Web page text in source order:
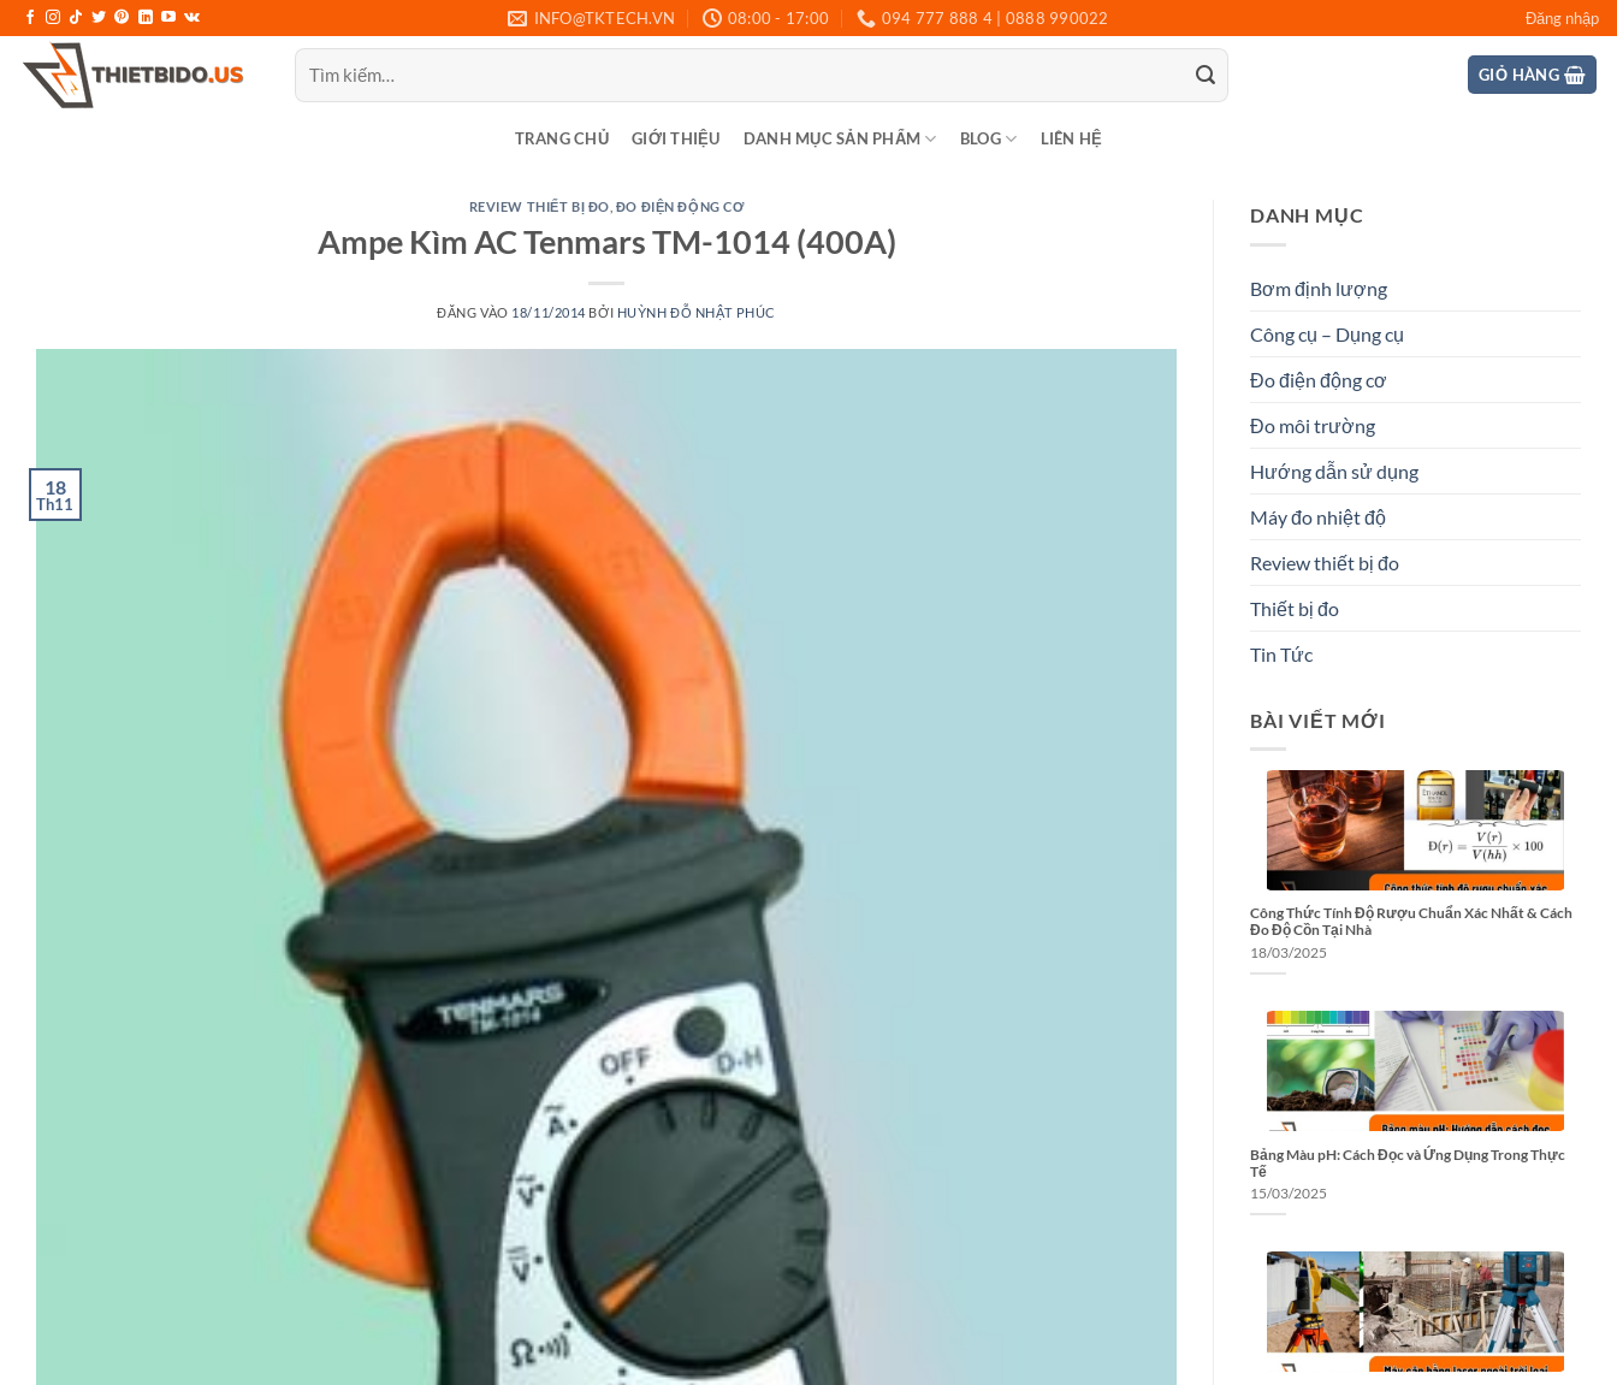
qua
nội
INFO@TKTECH.VN 08:00 - 17:00 094 777 888 4 | 0888 990022 Đăng nhập
Tìm
kiếm:
GIỎ HÀNG
TRANG CHỦ GIỚI THIỆU DANH MỤC SẢN PHẨM BLOG LIÊN HỆ
REVIEW THIẾT BỊ ĐO ĐO ĐIỆN ĐỘNG CƠ
Ampe Kìm AC Tenmars TM-1014 (400A)
ĐĂNG VÀO 18/11/2014 BỞI HUỲNH ĐỖ NHẬT PHÚC
18
Th11
DANH MỤC
Bơm định lượng
Công cụ – Dụng cụ
Đo điện động cơ
Đo môi trường
Hướng dẫn sử dụng
Máy đo nhiệt độ
Review thiết bị đo
Thiết bị đo
Tin Tức
BÀI VIẾT MỚI
Công Thức Tính Độ Rượu Chuẩn Xác Nhất & Cách
Đo Độ Cồn Tại Nhà
18/03/2025
Bảng Màu pH: Cách Đọc và Ứng Dụng Trong Thực
Tế
15/03/2025